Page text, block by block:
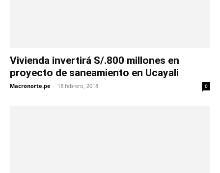
Vivienda invertirá S/.800 millones en
proyecto de saneamiento en Ucayali
Macronorte.pe - 18 febrero, 2018 0